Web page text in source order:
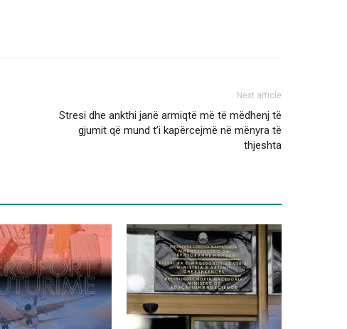
Next article
Stresi dhe ankthi janë armiqtë më të mëdhenj të
gjumit që mund t’i kapërcejmë në mënyra të
thjeshta